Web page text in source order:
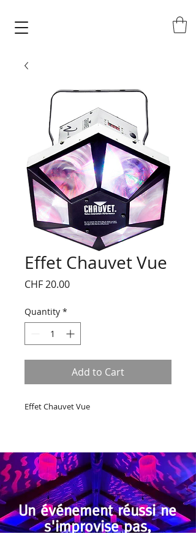
Effet Chauvet Vue
CHF 20.00Price
Quantity *
Add to Cart
Effet Chauvet Vue
Un événement réussi ne
s'improvise pas,